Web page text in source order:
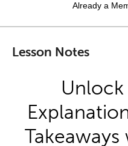
Already a
Lesson Notes